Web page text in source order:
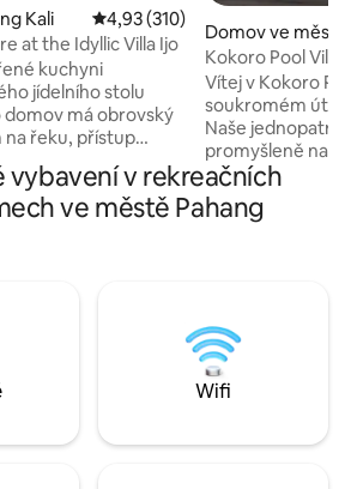
Kali Průměrné hodnocení 4,93 z 5,
4,93 (310)
at the Idyllic Villa Ijo
kuchyni
jídelního stolu
má obrovský
na řeku, přístup
stezkám a řece,
zahradou
vytvářející pohodlný
Kg Hulu
s domy
kopcovité
Město Batang Kali,
a mají spoustu
Domov ve městě
Kokoro Pool Villa
v Kuantanu
Vítej v Kokoro
soukromém
Naše
promyšleně
relaxaci a
pro rodiny a přátele. Ať už
rodinnou
Vytvoř si
v Kokoro, kde se
budeš cítit jako
vybavení v rekreačních
ve městě Pahang
Wifi